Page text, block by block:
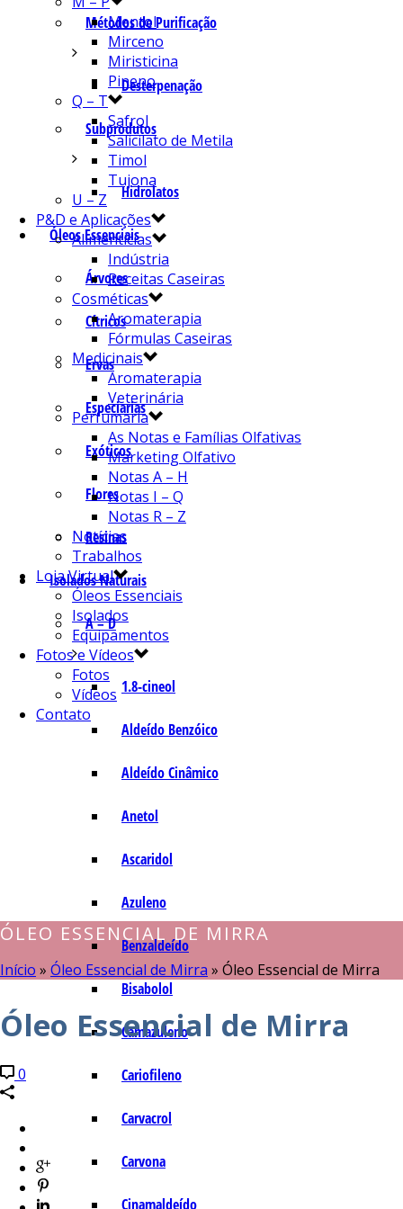
Métodos de Purificação
Desterpenação
Subprodutos
Hidrolatos
Óleos Essenciais
Árvores
Cítricos
Ervas
Especiarias
Exóticos
Flores
Resinas
Isolados Naturais
A – D
1.8-cineol
Aldeído Benzóico
Aldeído Cinâmico
Anetol
Ascaridol
Azuleno
Benzaldeído
Bisabolol
Camazuleno
Cariofileno
Carvacrol
Carvona
Cinamaldeído
Mentol
Mirceno
Miristicina
Pineno
Q – T
Safrol
Salicilato de Metila
Timol
Tujona
U – Z
P&D e Aplicações
Alimentícias
Indústria
Receitas Caseiras
Cosméticas
Aromaterapia
Fórmulas Caseiras
Medicinais
Aromaterapia
Veterinária
Perfumaria
As Notas e Famílias Olfativas
Marketing Olfativo
Notas A – H
Notas I – Q
Notas R – Z
Notícias
Trabalhos
Loja Virtual
Óleos Essenciais
Isolados
Equipamentos
Fotos e Vídeos
Fotos
Vídeos
Contato
ÓLEO ESSENCIAL DE MIRRA
Início » Óleo Essencial de Mirra » Óleo Essencial de Mirra
Óleo Essencial de Mirra
0